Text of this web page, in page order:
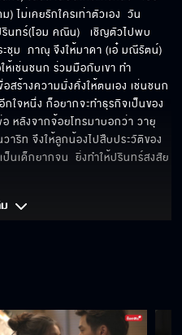
นก็จะเอา
ไม่เคยรักใครเท่าตัวเอง  วัน
นทร์(โอม คณิน)   เชิญตัวไปพบ
ะชุม  ภาณุ จึงให้มาดา (เอ๋ มณีรัตน์)
ห้เช่นชนก ร่วมมือกับเขา ทำ
สร้างความมั่งคั่งให้ตนเอง เช่นชนก
ใจหนึ่ง ก็อยากจะทำธุรกิจเป็นของ
หลังจากจ้อยโทรมาบอกว่า วายุ
าริท จึงให้ลูกน้องไปสืบประวัติของ
นเด็กยากจน  ยิ่งทำให้ปรินทร์สงสัย